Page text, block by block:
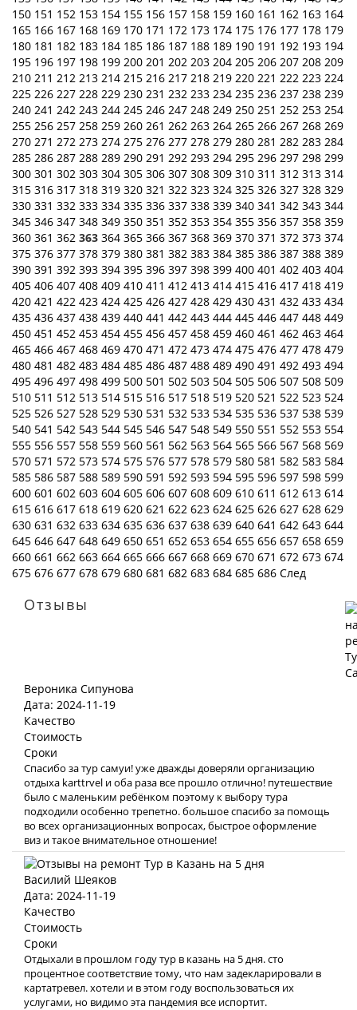
150 151 152 153 154 155 156 157 158 159 160 161 162 163 164
165 166 167 168 169 170 171 172 173 174 175 176 177 178 179
180 181 182 183 184 185 186 187 188 189 190 191 192 193 194
195 196 197 198 199 200 201 202 203 204 205 206 207 208 209
210 211 212 213 214 215 216 217 218 219 220 221 222 223 224
225 226 227 228 229 230 231 232 233 234 235 236 237 238 239
240 241 242 243 244 245 246 247 248 249 250 251 252 253 254
255 256 257 258 259 260 261 262 263 264 265 266 267 268 269
270 271 272 273 274 275 276 277 278 279 280 281 282 283 284
285 286 287 288 289 290 291 292 293 294 295 296 297 298 299
300 301 302 303 304 305 306 307 308 309 310 311 312 313 314
315 316 317 318 319 320 321 322 323 324 325 326 327 328 329
330 331 332 333 334 335 336 337 338 339 340 341 342 343 344
345 346 347 348 349 350 351 352 353 354 355 356 357 358 359
360 361 362 363 364 365 366 367 368 369 370 371 372 373 374
375 376 377 378 379 380 381 382 383 384 385 386 387 388 389
390 391 392 393 394 395 396 397 398 399 400 401 402 403 404
405 406 407 408 409 410 411 412 413 414 415 416 417 418 419
420 421 422 423 424 425 426 427 428 429 430 431 432 433 434
435 436 437 438 439 440 441 442 443 444 445 446 447 448 449
450 451 452 453 454 455 456 457 458 459 460 461 462 463 464
465 466 467 468 469 470 471 472 473 474 475 476 477 478 479
480 481 482 483 484 485 486 487 488 489 490 491 492 493 494
495 496 497 498 499 500 501 502 503 504 505 506 507 508 509
510 511 512 513 514 515 516 517 518 519 520 521 522 523 524
525 526 527 528 529 530 531 532 533 534 535 536 537 538 539
540 541 542 543 544 545 546 547 548 549 550 551 552 553 554
555 556 557 558 559 560 561 562 563 564 565 566 567 568 569
570 571 572 573 574 575 576 577 578 579 580 581 582 583 584
585 586 587 588 589 590 591 592 593 594 595 596 597 598 599
600 601 602 603 604 605 606 607 608 609 610 611 612 613 614
615 616 617 618 619 620 621 622 623 624 625 626 627 628 629
630 631 632 633 634 635 636 637 638 639 640 641 642 643 644
645 646 647 648 649 650 651 652 653 654 655 656 657 658 659
660 661 662 663 664 665 666 667 668 669 670 671 672 673 674
675 676 677 678 679 680 681 682 683 684 685 686 След
Отзывы
Вероника Сипунова
Дата: 2024-11-19
Качество
Стоимость
Сроки
Спасибо за тур самуи! уже дважды доверяли организацию
отдыха karttrvel и оба раза все прошло отлично! путешествие
было с маленьким ребёнком поэтому к выбору тура
подходили особенно трепетно. большое спасибо за помощь
во всех организационных вопросах, быстрое оформление
виз и такое внимательное отношение!
Василий Шеяков
Дата: 2024-11-19
Качество
Стоимость
Сроки
Отдыхали в прошлом году тур в казань на 5 дня. сто
процентное соответствие тому, что нам задекларировали в
картатревел. хотели и в этом году воспользоваться их
услугами, но видимо эта пандемия все испортит.